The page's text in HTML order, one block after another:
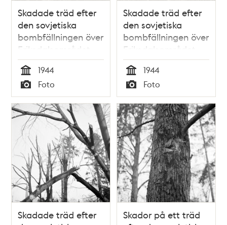
Skadade träd efter
den sovjetiska
bombfällningen över
Eriksdalsområdet
1944.
Tid
1944
Typ
Foto
Skadade träd efter
den sovjetiska
bombfällningen över
Eriksdalsområdet
1944.
Tid
1944
Typ
Foto
Skadade träd efter
Skador på ett träd